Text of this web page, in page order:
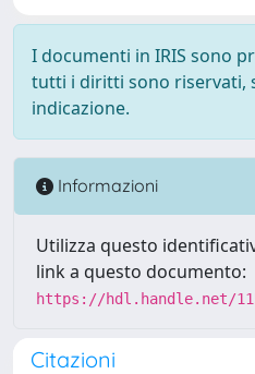
I documenti in IRIS sono
tutti i diritti sono riservati,
indicazione.
Informazioni
Utilizza questo
link a questo documento:
https://hdl.handle.net/
Citazioni